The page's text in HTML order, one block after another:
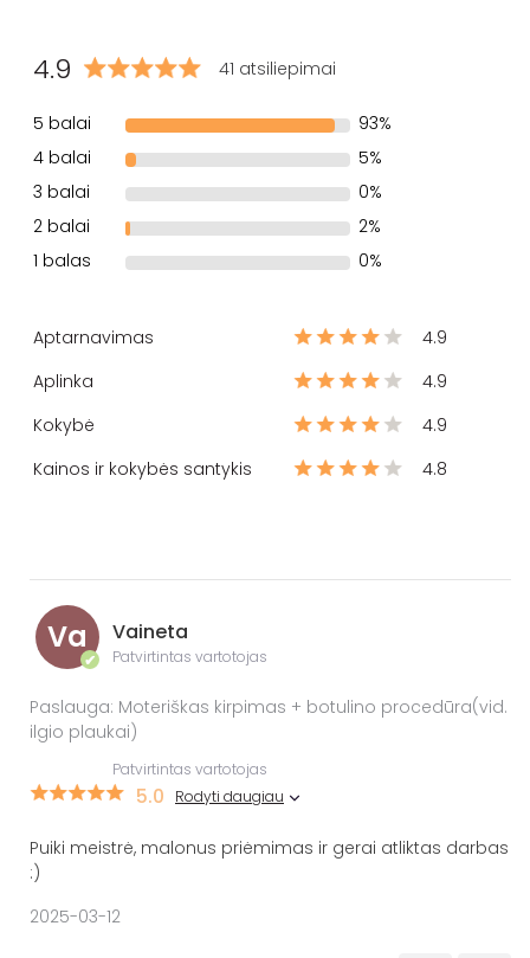
4.9 41 atsiliepimai
5 balai
93%
4 balai
5%
3 balai
0%
2 balai
2%
1 balas
0%
Aptarnavimas
4.9
Aplinka
4.9
Kokybė
4.9
Kainos ir kokybės santykis
4.8
Va
✔
Vaineta
Patvirtintas vartotojas
Paslauga: Moteriškas kirpimas + botulino procedūra(vid.
ilgio plaukai)
Patvirtintas vartotojas
5.0 Rodyti daugiau
Puiki meistrė, malonus priėmimas ir gerai atliktas darbas
:)
2025-03-12